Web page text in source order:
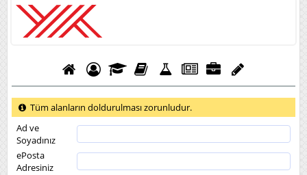
Tüm alanların doldurulması zorunludur.
Ad ve
Soyadınız
ePosta
Adresiniz